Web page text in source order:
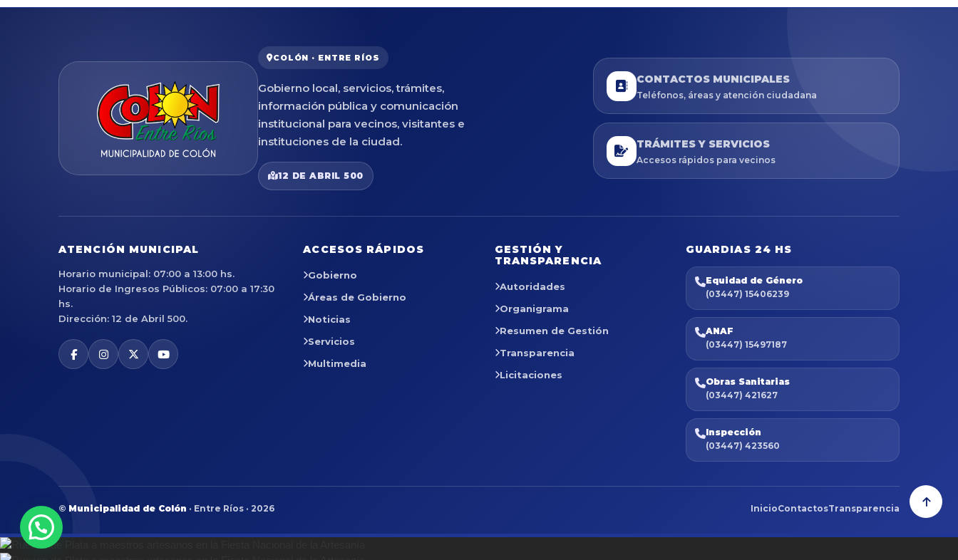
COLÓN · ENTRE RÍOS
Gobierno local, servicios, trámites,
información pública y comunicación
institucional para vecinos, visitantes e
instituciones de la ciudad.
12 DE ABRIL 500
CONTACTOS MUNICIPALES
Teléfonos, áreas y atención ciudadana
TRÁMITES Y SERVICIOS
Accesos rápidos para vecinos
ATENCIÓN MUNICIPAL
Horario municipal: 07:00 a 13:00 hs.
Horario de Ingresos Públicos: 07:00 a 17:30
hs.
Dirección: 12 de Abril 500.
ACCESOS RÁPIDOS
Gobierno
Áreas de Gobierno
Noticias
Servicios
Multimedia
GESTIÓN Y
TRANSPARENCIA
Autoridades
Organigrama
Resumen de Gestión
Transparencia
Licitaciones
GUARDIAS 24 HS
Equidad de Género
(03447) 15406239
ANAF
(03447) 15497187
Obras Sanitarias
(03447) 421627
Inspección
(03447) 423560
© Municipalidad de Colón · Entre Ríos · 2026 InicioContactosTransparencia